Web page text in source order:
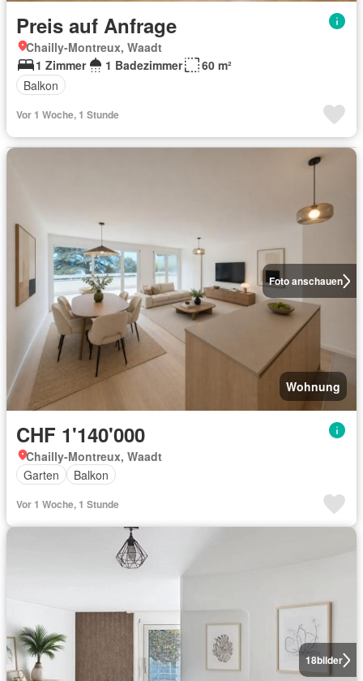
Preis auf Anfrage
Chailly-Montreux, Waadt
1 Zimmer
1 Badezimmer
60 m²
Balkon
Vor 1 Woche, 1 Stunde
Foto anschauen
Wohnung
CHF 1'140'000
Chailly-Montreux, Waadt
Garten
Balkon
Vor 1 Woche, 1 Stunde
18bilder